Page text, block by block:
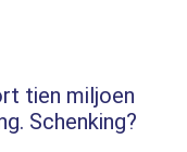
tien miljoen
Schenking?